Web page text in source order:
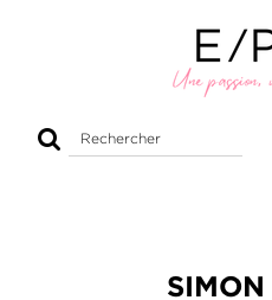
Rechercher
SIMON